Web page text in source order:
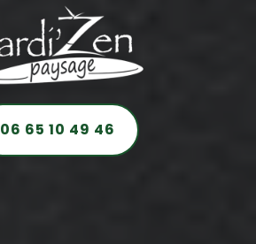
06 65 10 49 46